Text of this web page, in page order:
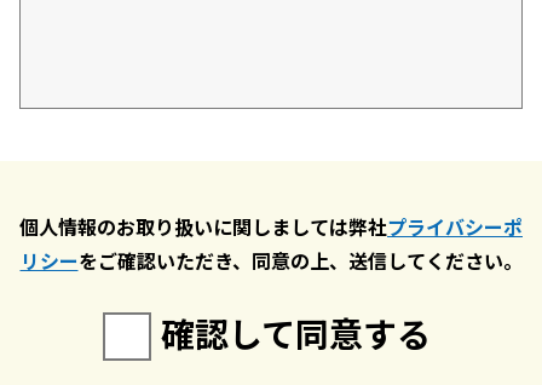
個人情報のお取り扱いに関しましては弊社プライバシーポ
リシーをご確認いただき、同意の上、送信してください。
確認して同意する